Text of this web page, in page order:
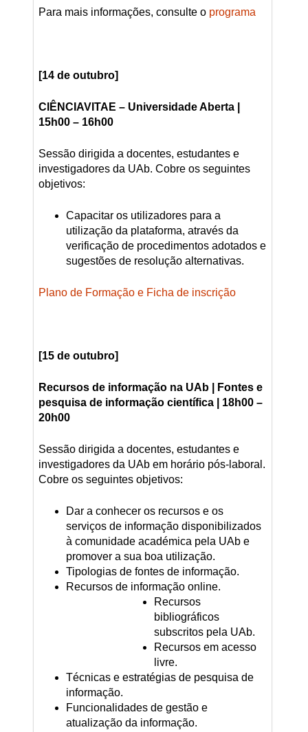
Para mais informações, consulte o programa
[14 de outubro]
CIÊNCIAVITAE – Universidade Aberta |
15h00 – 16h00
Sessão dirigida a docentes, estudantes e
investigadores da UAb. Cobre os seguintes
objetivos:
Capacitar os utilizadores para a
utilização da plataforma, através da
verificação de procedimentos adotados e
sugestões de resolução alternativas.
Plano de Formação e Ficha de inscrição
[15 de outubro]
Recursos de informação na UAb | Fontes e
pesquisa de informação científica | 18h00 –
20h00
Sessão dirigida a docentes, estudantes e
investigadores da UAb em horário pós-laboral.
Cobre os seguintes objetivos:
Dar a conhecer os recursos e os
serviços de informação disponibilizados
à comunidade académica pela UAb e
promover a sua boa utilização.
Tipologias de fontes de informação.
Recursos de informação online.
Recursos
bibliográficos
subscritos pela UAb.
Recursos em acesso
livre.
Técnicas e estratégias de pesquisa de
informação.
Funcionalidades de gestão e
atualização da informação.